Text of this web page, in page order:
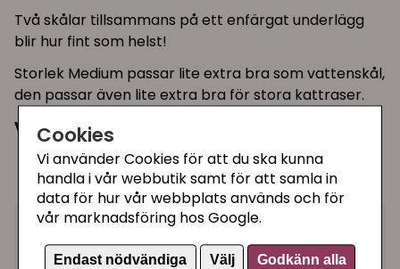
Cookies
Vi använder Cookies för att du ska kunna
handla i vår webbutik samt för att samla in
data för hur vår webbplats används och för
vår marknadsföring hos Google.
Endast nödvändiga Välj Godkänn alla
Två skålar tillsammans på ett enfärgat underlägg
blir hur fint som helst!
Storlek Medium passar lite extra bra som vattenskål,
den passar även lite extra bra för stora kattraser.
Välj mellan dessa storlekar:
Small - 160 ml
Medium - 350 ml
159 kr Bevaka